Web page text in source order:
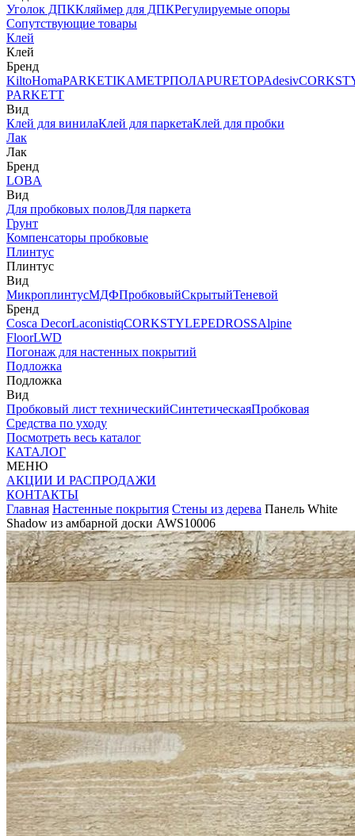
Уголок ДПККляймер для ДПКРегулируемые опоры
Сопутствующие товары
Клей
Клей
Бренд
KiltoHomaPARKETIKAМЕТРПОЛАPURETOPAdesiv
PARKETT
Вид
Клей для винилаКлей для паркетаКлей для пробки
Лак
Лак
Бренд
LOBA
Вид
Для пробковых половДля паркета
Грунт
Компенсаторы пробковые
Плинтус
Плинтус
Вид
МикроплинтусМДФПробковыйСкрытыйТеневой
Бренд
Cosca DecorLaconistiqCORKSTYLEPEDROSSAlpine
FloorLWD
Погонаж для настенных покрытий
Подложка
Подложка
Вид
Пробковый лист техническийСинтетическаяПробковая
Средства по уходу
Посмотреть весь каталог
КАТАЛОГ
МЕНЮ
АКЦИИ И РАСПРОДАЖИ
КОНТАКТЫ
Главная Настенные покрытия Стены из дерева Панель White
Shadow из амбарной доски AWS10006